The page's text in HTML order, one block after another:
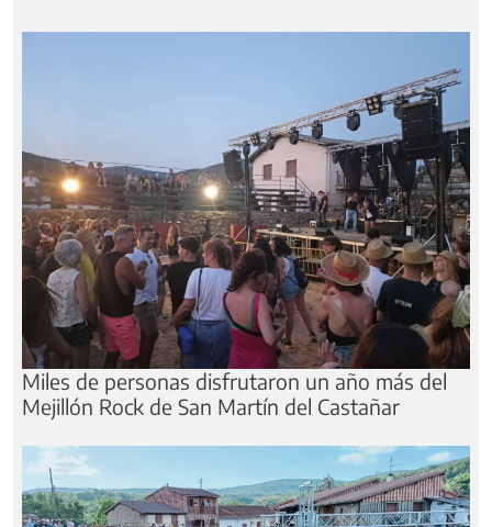
Miles de personas disfrutaron un año más del
Mejillón Rock de San Martín del Castañar